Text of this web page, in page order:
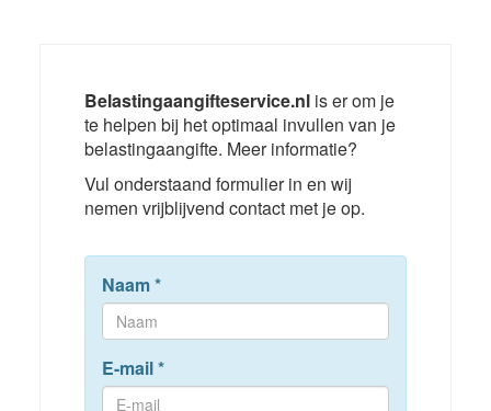
Belastingaangifteservice.nlis er om je
te helpen bij het optimaal invullen van je
belastingaangifte. Meer informatie?
Vul onderstaand formulier in en wij
nemen vrijblijvend contact met je op.
Naam*
E-mail*